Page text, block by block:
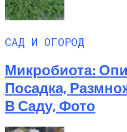
САД И ОГОРОД
Микробиота:
Посадка,
В Саду, Фото